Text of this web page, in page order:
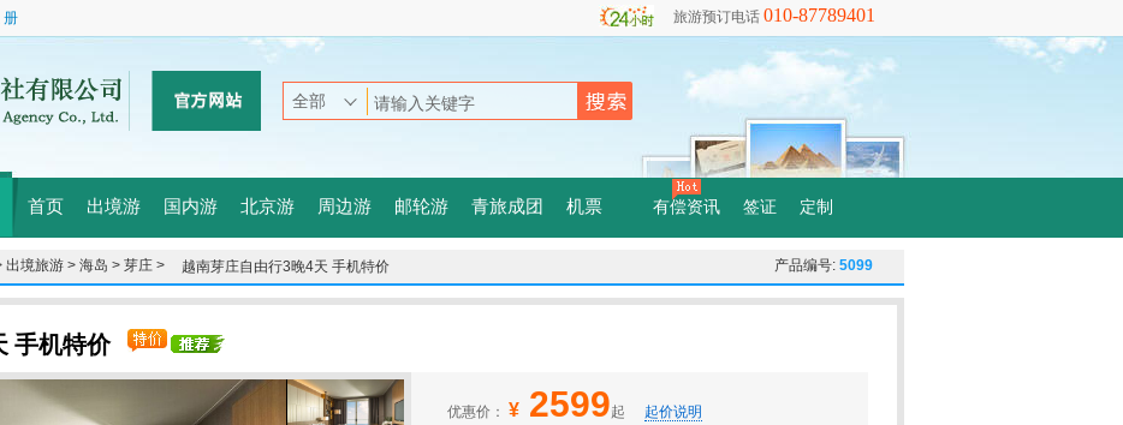
册 旅游预订电话 010-87789401
首页 出境游 国内游 北京游 周边游 邮轮游 青旅成团 机票 有偿资讯 签证 定制
出境旅游 > 海岛 > 芽庄 > 越南芽庄自由行3晚4天 手机特价 产品编号: 5099
手机特价
优惠价： ¥ 2599起 起价说明